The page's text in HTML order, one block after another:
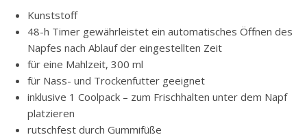
Kunststoff
48-h Timer gewährleistet ein automatisches Öffnen des
Napfes nach Ablauf der eingestellten Zeit
für eine Mahlzeit, 300 ml
für Nass- und Trockenfutter geeignet
inklusive 1 Coolpack – zum Frischhalten unter dem Napf
platzieren
rutschfest durch Gummifüße